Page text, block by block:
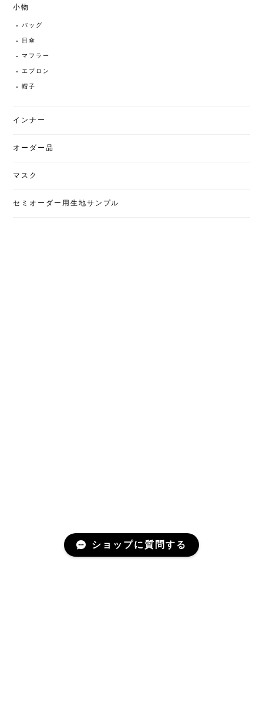
小物
バッグ
日傘
マフラー
エプロン
帽子
インナー
オーダー品
マスク
セミオーダー用生地サンプル
ショップに質問する